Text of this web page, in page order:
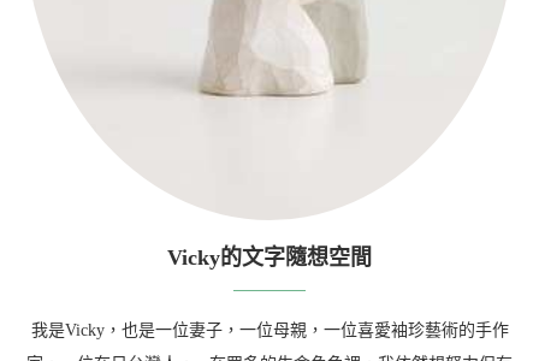
Vicky的文字隨想空間
我是Vicky，也是一位妻子，一位母親，一位喜愛袖珍藝術的手作